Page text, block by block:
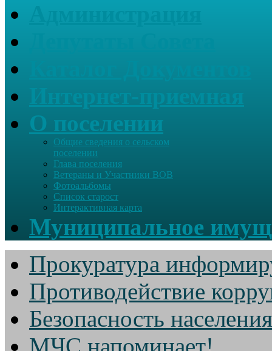
О поселении
Общие сведения о сельском
поселении
Глава поселения
Ветераны и Участники ВОВ
Фотоальбомы
Список старост
Интерактивная карта
Муниципальное
Прокуратура
Противодействие
Безопасность населения